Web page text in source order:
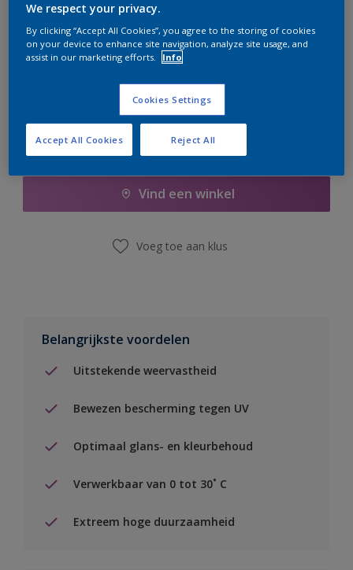
Op dit moment is het niet mogelijk dit product online
te bestellen. Houd de website in de gaten, we werken
er hard aan om de voorraad aan te vullen.
Boodschappenlijst
Vind een winkel
Voeg toe aan klus
Belangrijkste voordelen
Uitstekende weervastheid
Bewezen bescherming tegen UV
Optimaal glans- en kleurbehoud
Verwerkbaar van 0 tot 30˚ C
Extreem hoge duurzaamheid
We respect your privacy.
By clicking “Accept All Cookies”, you agree to the storing of cookies
on your device to enhance site navigation, analyze site usage, and
assist in our marketing efforts.
Info
Cookies Settings
Reject All
Accept All Cookies